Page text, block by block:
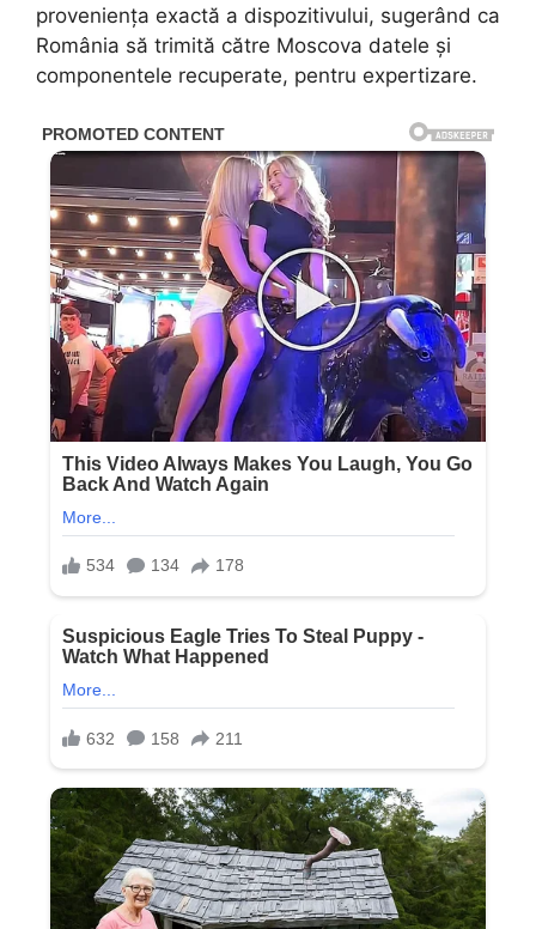
proveniența exactă a dispozitivului, sugerând ca
România să trimită către Moscova datele și
componentele recuperate, pentru expertizare.